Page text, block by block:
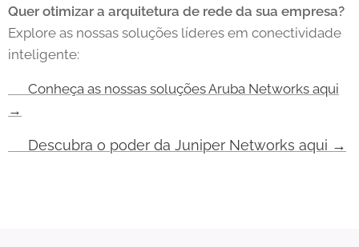
Quer otimizar a arquitetura de rede da sua empresa?
Explore as nossas soluções líderes em conectividade
inteligente:
🔗 Conheça as nossas soluções Aruba Networks aqui
→
Descubra o poder da Juniper Networks aqui →